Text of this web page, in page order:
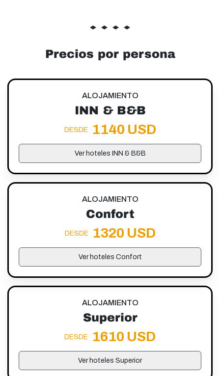
Precios por persona
ALOJAMIENTO
INN & B&B
DESDE 1140 USD
Ver hoteles INN & B&B
ALOJAMIENTO
Confort
DESDE 1320 USD
Ver hoteles Confort
ALOJAMIENTO
Superior
DESDE 1610 USD
Ver hoteles Superior